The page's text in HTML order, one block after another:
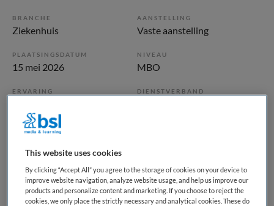
BRANCHE
Ziekenhuis
AANSTELLING
Vaste aanstelling
PLAATSINGSDATUM
15 mei 2026
NIVEAU
MBO
ERVARING DIENSTVERBAND
Vacature niet beschikbaar
Deze vacature Senior doktersassistent polikliniek
Oogheelkunde bij Haaglanden Medisch Centrum is niet
meer actueel. Hieronder staan enkele vergelijkbare
This website uses cookies
By clicking “Accept All” you agree to the storage of cookies on your device to
improve website navigation, analyze website usage, and help us improve our
products and personalize content and marketing. If you choose to reject the
cookies, we only place the strictly necessary and analytical cookies. These do